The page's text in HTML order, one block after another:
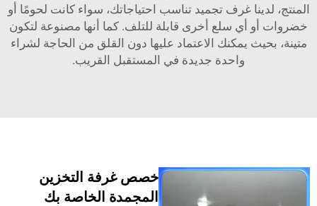
غرف تجميد تناسب احتياجاتك، سواء كانت لحومًا أو
أي سلع أخرى قابلة للتلف. كما أنها مصنوعة لتكون
يمكنك الاعتماد عليها دون القلق من الحاجة لشراء
واحدة جديدة في المستقبل القريب.
خصص غرفة التخزين
المجمدة الخاصة بك